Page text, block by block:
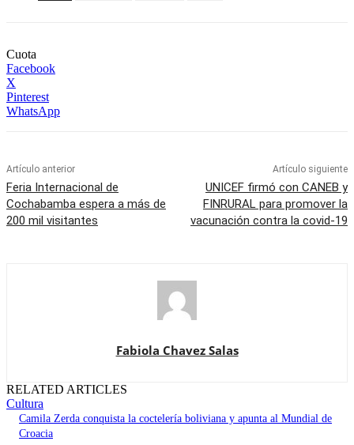
Cuota
Facebook
X
Pinterest
WhatsApp
Artículo anterior
Feria Internacional de
Cochabamba espera a más de
200 mil visitantes
Artículo siguiente
UNICEF firmó con CANEB y
FINRURAL para promover la
vacunación contra la covid-19
Fabiola Chavez Salas
RELATED ARTICLES
Cultura
Camila Zerda conquista la coctelería boliviana y apunta al Mundial de
Croacia